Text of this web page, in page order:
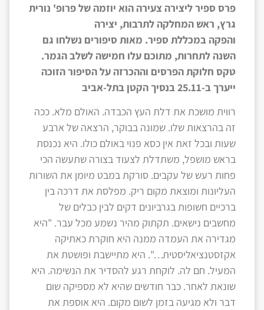
פרס ספיר ליצירה צעירה הוא יוזמה של פרופ' נורית
גרץ, ראש המחלקה לתרבות, יצירה
והפקה במכללת ספיר. מאות סיפורים נשלחו גם
השנה לתחרות, מתוכם עלו חמישה לשלב הגמר.
טקס חלוקת הפרסים וההכרזה על הסיפור הזוכה
ייערך ב-25.11 בנסיך הקטן בתל-אביב
רווית מושכת את דלת העץ הכבדה. האולם מלא. ככה
זה בהרצאות שלו. שמונה בבוקר, הרצאה של ארבע
שעות ובכל זאת אין כסא פנוי באולם כולו. היא נכנסת
בראש מושפל, משתדלת לצעוד בצורה שתעשה הכי
פחות רעש של עקבים. סורקת במבט מיומן את השורות
העליונות ומוצאת מקום ריק. מפלסת את דרכה בין
ברכיים חשופות בגרביונים דקים לבין כבלים של
מחשבים נישאים. תקתוק מהיר נשמע מכל עבר. "היא
מגדירה את העמדה ממנה היא חוקרת כאתיקה
אקזסטנציאליסטית…". היא מתיישבת ופושטת את
המעיל. חם לה. לוקחת רגע להסדיר את הנשימה. היא
שונאת לאחר. כבר חודשים שהיא לא מספיקה שום
דבר ולא מגיעה בזמן לשום מקום. היא אוספת את